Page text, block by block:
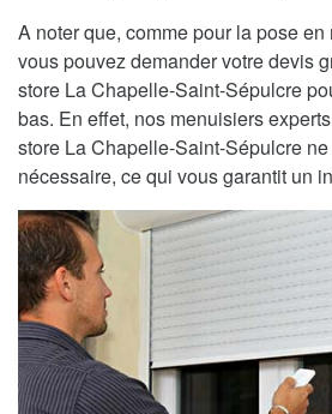
A noter que, comme pour la pose
vous pouvez demander votre devis
store La Chapelle-Saint-Sépulcre
bas. En effet, nos menuisiers
store La Chapelle-Saint-Sépulcre
nécessaire, ce qui vous garantit un